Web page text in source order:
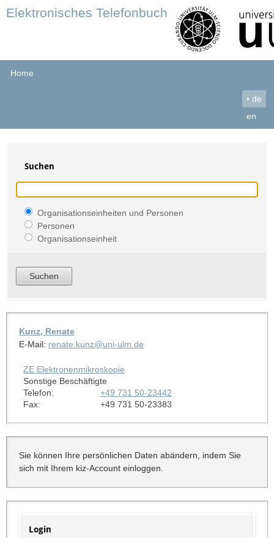
Elektronisches Telefonbuch
Home
› de
en
Suchen
Organisationseinheiten und Personen
Personen
Organisationseinheit
Kunz, Renate
E-Mail: renate.kunz@uni-ulm.de
ZE Elektronenmikroskopie
Sonstige Beschäftigte
Telefon:
+49 731 50-23442
Fax:
+49 731 50-23383
Sie können Ihre persönlichen Daten abändern, indem Sie
sich mit Ihrem kiz-Account einloggen.
Login